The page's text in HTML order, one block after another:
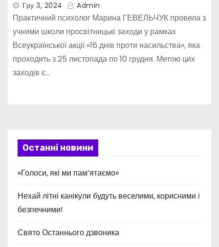
Гру 3, 2024 Admin
Практичний психолог Марина ГЕВЕЛЬЧУК провела з
учнями школи просвітницькі заходи у рамках
Всеукраїнської акції «16 днів проти насильства», яка
проходить з 25 листопада по 10 грудня. Метою цих
заходів є…
Останні новини
«Голоси, які ми пам’ятаємо»
Нехай літні канікули будуть веселими, корисними і
безпечними!
Свято Останнього дзвоника